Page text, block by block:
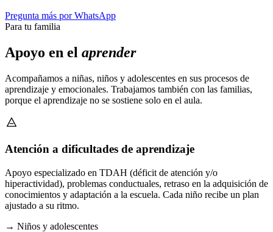
Pregunta más por WhatsApp
Para tu familia
Apoyo en el aprender
Acompañamos a niñas, niños y adolescentes en sus procesos de
aprendizaje y emocionales. Trabajamos también con las familias,
porque el aprendizaje no se sostiene solo en el aula.
Atención a dificultades de aprendizaje
Apoyo especializado en TDAH (déficit de atención y/o
hiperactividad), problemas conductuales, retraso en la adquisición de
conocimientos y adaptación a la escuela. Cada niño recibe un plan
ajustado a su ritmo.
→ Niños y adolescentes